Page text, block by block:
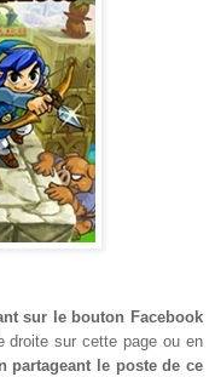
sur le bouton Facebook
droite sur cette page ou en
partageant le poste de ce